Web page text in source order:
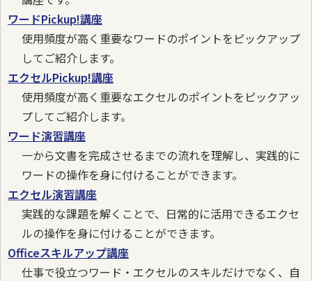
ワードPickup!講座
使用頻度が高く重要なワードのポイントをピックアップ
してご紹介します。
エクセルPickup!講座
使用頻度が高く重要なエクセルのポイントをピックアッ
プしてご紹介します。
ワード演習講座
一から文書を完成させるまでの流れを理解し、実践的に
ワードの操作を身に付けることができます。
エクセル演習講座
実践的な課題を解くことで、日常的に活用できるエクセ
ルの操作を身に付けることができます。
Officeスキルアップ講座
仕事で役立つワード・エクセルのスキルだけでなく、自